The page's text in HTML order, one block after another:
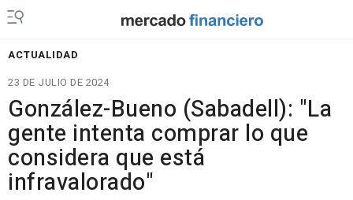
ACTUALIDAD
23 DE JULIO DE 2024
González-Bueno (Sabadell): "La
gente intenta comprar lo que
considera que está
infravalorado"